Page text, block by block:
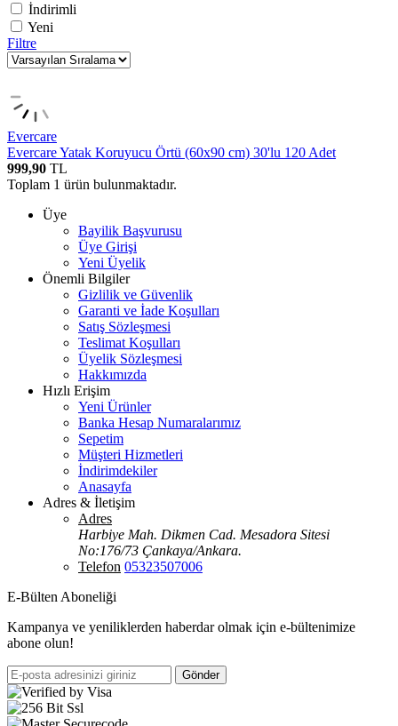
İndirimli
Yeni
Filtre
Evercare
Evercare Yatak Koruyucu Örtü (60x90 cm) 30'lu 120 Adet
999,90 TL
Toplam 1 ürün bulunmaktadır.
Üye
Bayilik Başvurusu
Üye Girişi
Yeni Üyelik
Önemli Bilgiler
Gizlilik ve Güvenlik
Garanti ve İade Koşulları
Satış Sözleşmesi
Teslimat Koşulları
Üyelik Sözleşmesi
Hakkımızda
Hızlı Erişim
Yeni Ürünler
Banka Hesap Numaralarımız
Sepetim
Müşteri Hizmetleri
İndirimdekiler
Anasayfa
Adres & İletişim
Adres
Harbiye Mah. Dikmen Cad. Mesadora Sitesi
No:176/73 Çankaya/Ankara.
Telefon 05323507006
E-Bülten Aboneliği
Kampanya ve yeniliklerden haberdar olmak için e-bültenimize
abone olun!
Gönder